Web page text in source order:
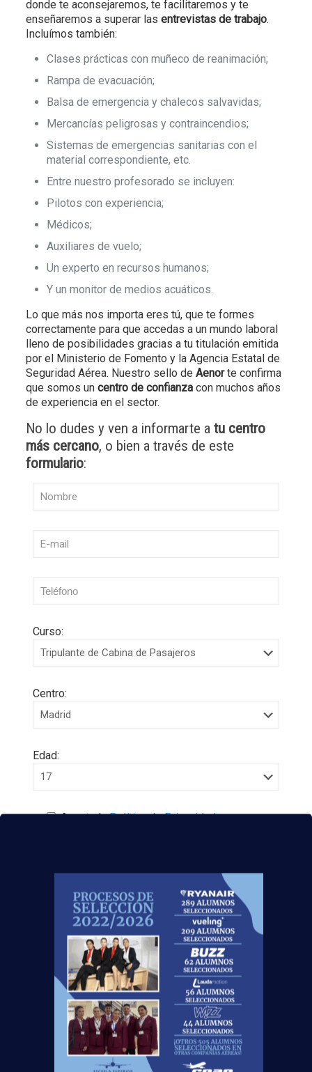
donde te aconsejaremos, te facilitaremos y te
enseñaremos a superar las entrevistas de trabajo.
Incluímos también:
Clases prácticas con muñeco de reanimación;
Rampa de evacuación;
Balsa de emergencia y chalecos salvavidas;
Mercancías peligrosas y contraincendios;
Sistemas de emergencias sanitarias con el
material correspondiente, etc.
Entre nuestro profesorado se incluyen:
Pilotos con experiencia;
Médicos;
Auxiliares de vuelo;
Un experto en recursos humanos;
Y un monitor de medios acuáticos.
Lo que más nos importa eres tú, que te formes
correctamente para que accedas a un mundo laboral
lleno de posibilidades gracias a tu titulación emitida
por el Ministerio de Fomento y la Agencia Estatal de
Seguridad Aérea. Nuestro sello de Aenorte confirma
que somos uncentro de confianzacon muchos años
de experiencia en el sector.
No lo dudes y ven a informarte a tu centro
más cercano, o bien a través de este
formulario:
Curso:
Centro:
Edad:
Acepto laPolítica de Privacidad
darle respuesta. Puede ejercer sus derechos de
protección de datos a través del e-mail
escuelasuperioraeronautica.com. Para más
información, por favor, consulte nuestraPolítica de
Privacidad.
¡Nos vemos volando!